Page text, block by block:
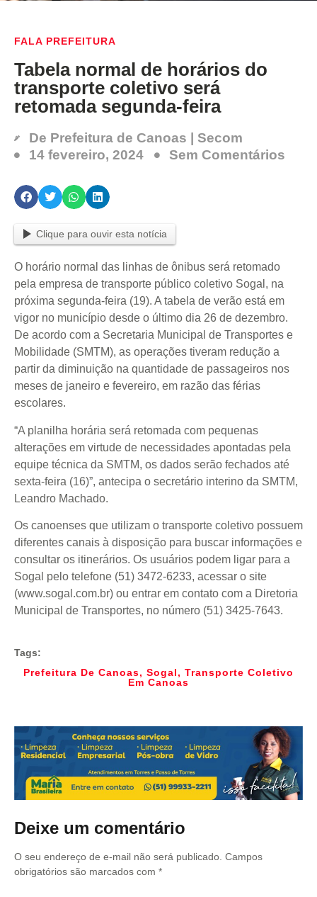
FALA PREFEITURA
Tabela normal de horários do
transporte coletivo será
retomada segunda-feira
De Prefeitura de Canoas | Secom
14 fevereiro, 2024
Sem Comentários
Clique para ouvir esta notícia
O horário normal das linhas de ônibus será retomado
pela empresa de transporte público coletivo Sogal, na
próxima segunda-feira (19). A tabela de verão está em
vigor no município desde o último dia 26 de dezembro.
De acordo com a Secretaria Municipal de Transportes e
Mobilidade (SMTM), as operações tiveram redução a
partir da diminuição na quantidade de passageiros nos
meses de janeiro e fevereiro, em razão das férias
escolares.
“A planilha horária será retomada com pequenas
alterações em virtude de necessidades apontadas pela
equipe técnica da SMTM, os dados serão fechados até
sexta-feira (16)”, antecipa o secretário interino da SMTM,
Leandro Machado.
Os canoenses que utilizam o transporte coletivo possuem
diferentes canais à disposição para buscar informações e
consultar os itinerários. Os usuários podem ligar para a
Sogal pelo telefone (51) 3472-6233, acessar o site
(www.sogal.com.br) ou entrar em contato com a Diretoria
Municipal de Transportes, no número (51) 3425-7643.
Tags:
Prefeitura De Canoas, Sogal, Transporte Coletivo
Em Canoas
Deixe um comentário
O seu endereço de e-mail não será publicado. Campos
obrigatórios são marcados com *